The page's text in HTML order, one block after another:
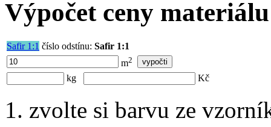
Výpočet ceny materiálu
Safir 1:1 číslo odstínu: Safir 1:1
m2
kg Kč
zvolte si barvu ze